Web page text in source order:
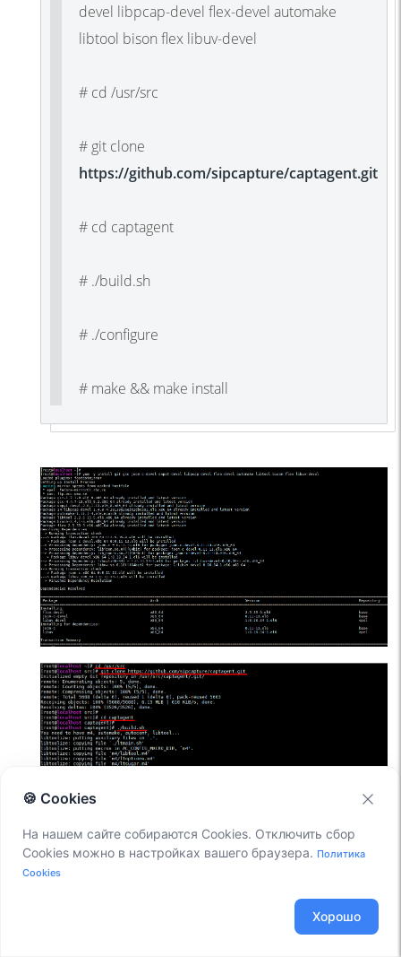
devel libpcap-devel flex-devel automake
libtool bison flex libuv-devel
# cd /usr/src
# git clone
https://github.com/sipcapture/captagent.git
# cd captagent
# ./build.sh
# ./configure
# make && make install
🍪 Cookies
На нашем сайте собираются Cookies. Отключить сбор
Cookies можно в настройках вашего браузера. Политика
Cookies
Хорошо